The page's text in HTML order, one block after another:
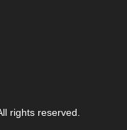
rights reserved.